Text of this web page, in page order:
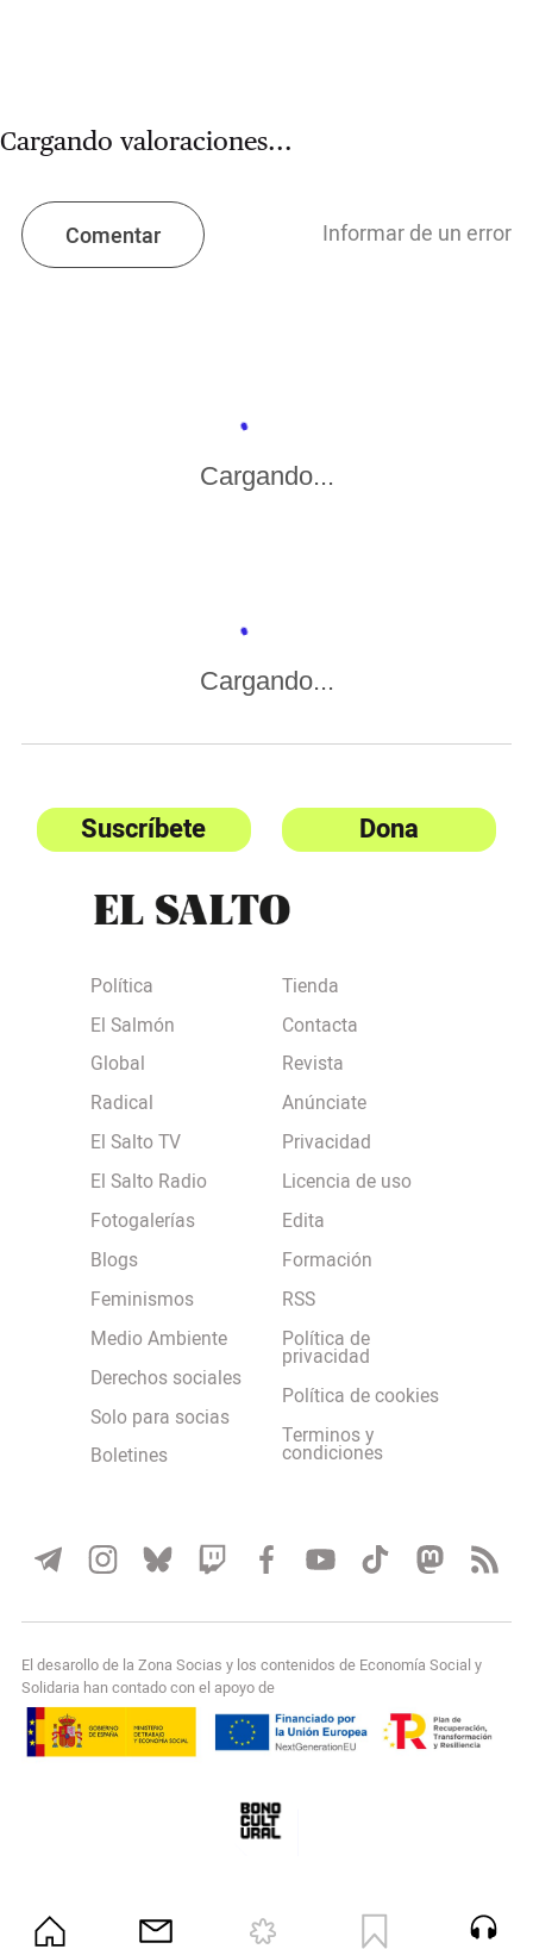
Cargando valoraciones...
Comentar Informar de un error
Cargando...
Cargando...
Suscríbete Dona
Política
El Salmón
Global
Radical
El Salto TV
El Salto Radio
Fotogalerías
Blogs
Feminismos
Medio Ambiente
Derechos sociales
Solo para socias
Boletines
Tienda
Contacta
Revista
Anúnciate
Privacidad
Licencia de uso
Edita
Formación
RSS
Política de
privacidad
Política de cookies
Terminos y
condiciones
El desarollo de la Zona Socias y los contenidos de Economía Social y
Solidaria han contado con el apoyo de